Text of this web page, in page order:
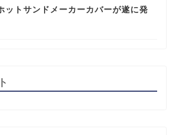
ットサンドメーカーカバーが遂に発